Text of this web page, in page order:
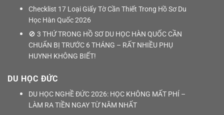
Checklist 17 Loại Giấy Tờ Cần Thiết Trong Hồ Sơ Du
Học Hàn Quốc 2026
🚫 3 THỨ TRONG HỒ SƠ DU HỌC HÀN QUỐC CẦN
CHUẨN BỊ TRƯỚC 6 THÁNG – RẤT NHIỀU PHỤ
HUYNH KHÔNG BIẾT!
DU HỌC ĐỨC
DU HỌC NGHỀ ĐỨC 2026: HỌC KHÔNG MẤT PHÍ –
LÀM RA TIỀN NGAY TỪ NĂM NHẤT